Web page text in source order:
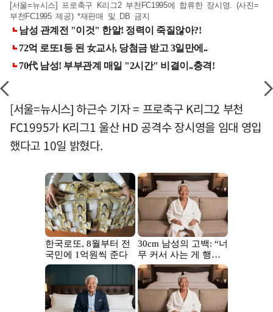
[서울=뉴시스] 프로축구 K리그2 부천FC1995에 합류한 장시영. (사진=
부천FC1995 제공) *재판매 및 DB 금지
[서울=뉴시스] 하근수 기자 = 프로축구 K리그2 부천
FC1995가 K리그1 울산 HD 공격수 장시영을 임대 영입
했다고 10일 밝혔다.